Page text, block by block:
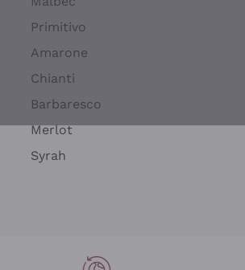
Primitivo
Amarone
Chianti
Barbaresco
Merlot
Syrah